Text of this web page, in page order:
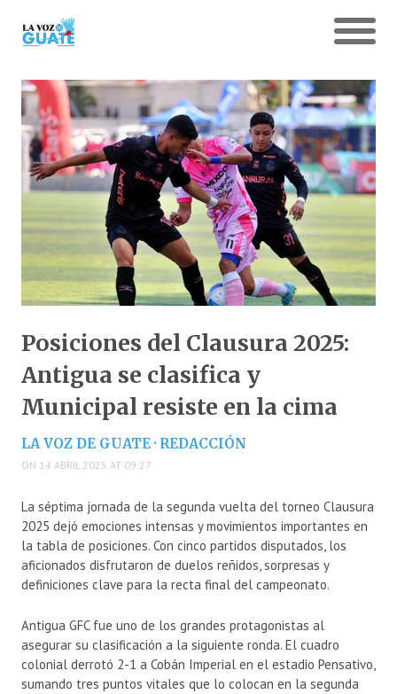
Posiciones del Clausura 2025:
Antigua se clasifica y
Municipal resiste en la cima
LA VOZ DE GUATE · REDACCIÓN
ON 14 ABRIL 2025 AT 09:27
La séptima jornada de la segunda vuelta del torneo Clausura
2025 dejó emociones intensas y movimientos importantes en
la tabla de posiciones. Con cinco partidos disputados, los
aficionados disfrutaron de duelos reñidos, sorpresas y
definiciones clave para la recta final del campeonato.
Antigua GFC fue uno de los grandes protagonistas al
asegurar su clasificación a la siguiente ronda. El cuadro
colonial derrotó 2-1 a Cobán Imperial en el estadio Pensativo,
sumando tres puntos vitales que lo colocan en la segunda